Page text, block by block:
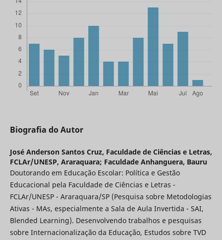
Biografia do Autor
José Anderson Santos Cruz, Faculdade de Ciências e Letras,
FCLAr/UNESP, Araraquara; Faculdade Anhanguera, Bauru
Doutorando em Educação Escolar: Política e Gestão
Educacional pela Faculdade de Ciências e Letras -
FCLAr/UNESP - Araraquara/SP (Pesquisa sobre Metodologias
Ativas - MAs, especialmente a Sala de Aula Invertida - SAI,
Blended Learning). Desenvolvendo trabalhos e pesquisas
sobre Internacionalização da Educação, Estudos sobre TVD